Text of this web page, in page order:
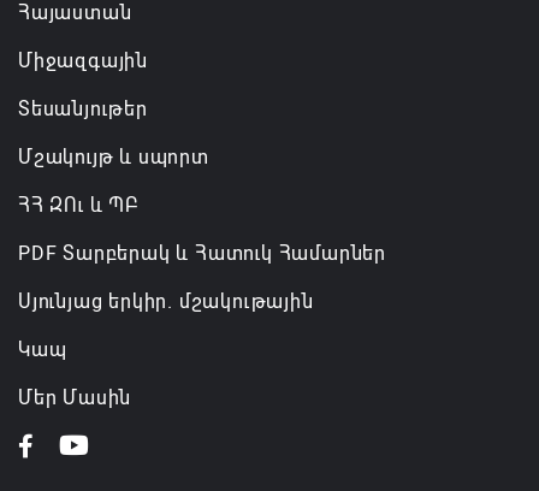
նախարարությունների անվանումները
06.08.2026 12:45
Հայաստան
Միջազգային
Տեսանյութեր
Մշակույթ և սպորտ
ՀՀ ԶՈւ և ՊԲ
PDF Տարբերակ և Հատուկ Համարներ
Սյունյաց երկիր. մշակութային
Կապ
Մեր Մասին